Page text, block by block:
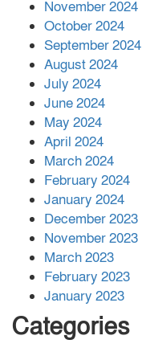
November 2024
October 2024
September 2024
August 2024
July 2024
June 2024
May 2024
April 2024
March 2024
February 2024
January 2024
December 2023
November 2023
March 2023
February 2023
January 2023
Categories